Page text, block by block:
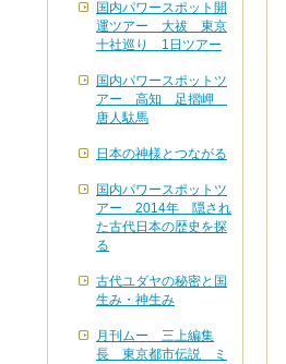
国内パワースポット開
運ツアー 大祓 東京
十社巡り 1日ツアー
国内パワースポットツ
アー 高知 足摺岬
唐人駄馬
日本の神様とつながる
国内パワースポットツ
アー 2014年 隠され
た古代日本の歴史を探
る
古代ユダヤの秘密と国
生み・神生み
月刊ムー 三上編集
長 東京都市伝説 ミ